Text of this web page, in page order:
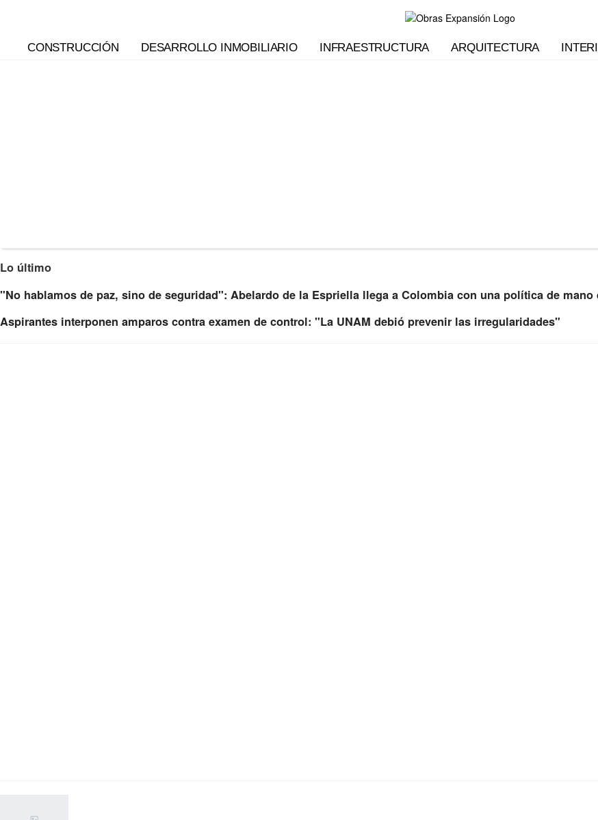
CONSTRUCCIÓN DESARROLLO INMOBILIARIO INFRAESTRUCTURA ARQUITECTURA
Lo último
"No hablamos de paz, sino de seguridad": Abelardo de la Espriella llega a Colombia con una política de mano
Aspirantes interponen amparos contra examen de control: "La UNAM debió prevenir las irregularidades"